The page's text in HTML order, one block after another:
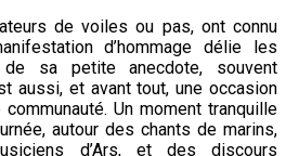
de voiles ou pas, ont connu
d’hommage délie les
sa petite anecdote, souvent
aussi, et avant tout, une occasion
Un moment tranquille
autour des chants de marins,
d’Ars, et des discours